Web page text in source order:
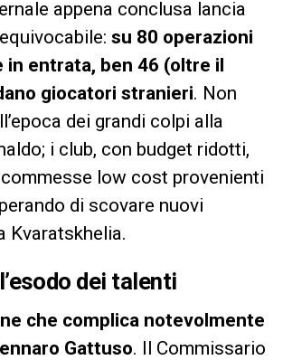
appena conclusa lancia
su 80 operazioni
in entrata, ben 46 (oltre il
giocatori stranieri. Non
dei grandi colpi alla
i club, con budget ridotti,
low cost provenienti
di scovare nuovi
Kvaratskhelia.
dei talenti
che complica notevolmente
Gattuso. Il Commissario